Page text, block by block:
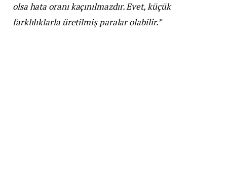
olsa hata oranı kaçınılmazdır. Evet, küçük
farklılıklarla üretilmiş paralar olabilir.”